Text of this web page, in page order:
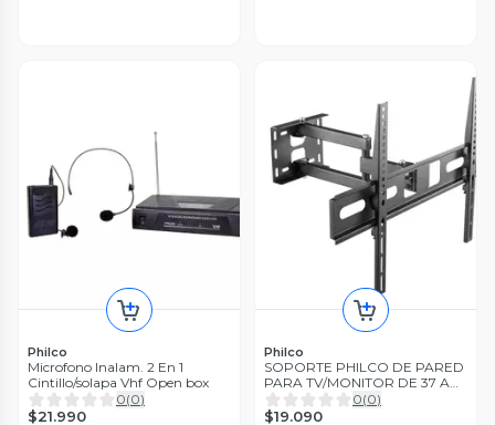
Philco
Microfono Inalam. 2 En 1
Cintillo/solapa Vhf Open box
0(0)
$21.990
Philco
SOPORTE PHILCO DE PARED
PARA TV/MONITOR DE 37 A
70 NEGRO Open box
0(0)
$19.090